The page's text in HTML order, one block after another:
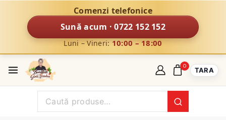
Comenzi telefonice
Sună acum · 0722 152 152
Luni – Vineri:10:00 – 18:00
0 TARA